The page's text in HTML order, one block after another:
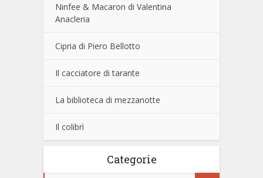
Ninfee & Macaron di Valentina
Anacleria
Cipria di Piero Bellotto
Il cacciatore di tarante
La biblioteca di mezzanotte
Il colibrì
Categorie